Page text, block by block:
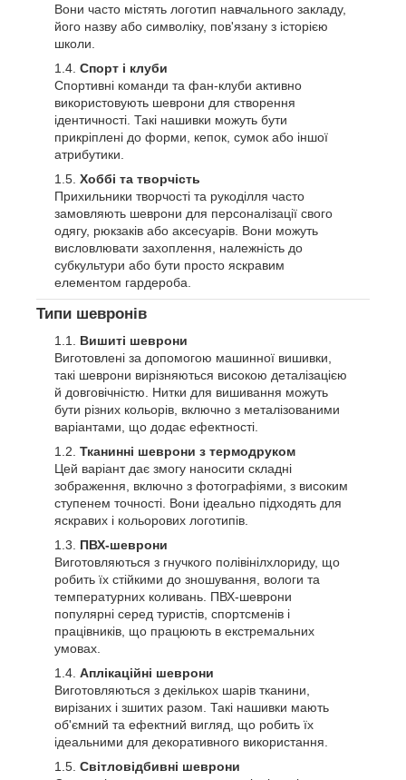
Вони часто містять логотип навчального закладу,
його назву або символіку, пов'язану з історією
школи.
Спорт і клуби
Спортивні команди та фан-клуби активно
використовують шеврони для створення
ідентичності. Такі нашивки можуть бути
прикріплені до форми, кепок, сумок або іншої
атрибутики.
Хоббі та творчість
Прихильники творчості та рукоділля часто
замовляють шеврони для персоналізації свого
одягу, рюкзаків або аксесуарів. Вони можуть
висловлювати захоплення, належність до
субкультури або бути просто яскравим
елементом гардероба.
Типи шевронів
Вишиті шеврони
Виготовлені за допомогою машинної вишивки,
такі шеврони вирізняються високою деталізацією
й довговічністю. Нитки для вишивання можуть
бути різних кольорів, включно з металізованими
варіантами, що додає ефектності.
Тканинні шеврони з термодруком
Цей варіант дає змогу наносити складні
зображення, включно з фотографіями, з високим
ступенем точності. Вони ідеально підходять для
яскравих і кольорових логотипів.
ПВХ-шеврони
Виготовляються з гнучкого полівінілхлориду, що
робить їх стійкими до зношування, вологи та
температурних коливань. ПВХ-шеврони
популярні серед туристів, спортсменів і
працівників, що працюють в екстремальних
умовах.
Аплікаційні шеврони
Виготовляються з декількох шарів тканини,
вирізаних і зшитих разом. Такі нашивки мають
об'ємний та ефектний вигляд, що робить їх
ідеальними для декоративного використання.
Світловідбивні шеврони